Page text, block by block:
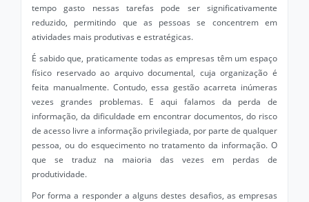
tempo gasto nessas tarefas pode ser significativamente
reduzido, permitindo que as pessoas se concentrem em
atividades mais produtivas e estratégicas.
É sabido que, praticamente todas as empresas têm um espaço
físico reservado ao arquivo documental, cuja organização é
feita manualmente. Contudo, essa gestão acarreta inúmeras
vezes grandes problemas. E aqui falamos da perda de
informação, da dificuldade em encontrar documentos, do risco
de acesso livre a informação privilegiada, por parte de qualquer
pessoa, ou do esquecimento no tratamento da informação. O
que se traduz na maioria das vezes em perdas de
produtividade.
Por forma a responder a alguns destes desafios, as empresas